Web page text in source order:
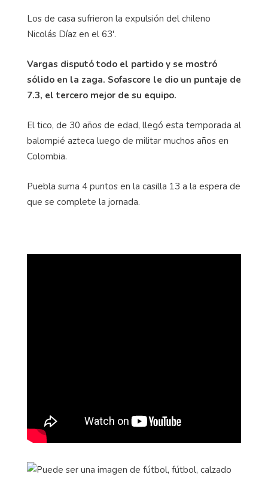
Los de casa sufrieron la expulsión del chileno
Nicolás Díaz en el 63'.
Vargas disputó todo el partido y se mostró
sólido en la zaga. Sofascore le dio un puntaje de
7.3, el tercero mejor de su equipo.
El tico, de 30 años de edad, llegó esta temporada al
balompié azteca luego de militar muchos años en
Colombia.
Puebla suma 4 puntos en la casilla 13 a la espera de
que se complete la jornada.